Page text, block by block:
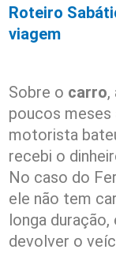
Roteiro
viagem
Sobre o carro,
poucos meses
motorista
recebi o
No caso do
ele não tem
longa
devolver o